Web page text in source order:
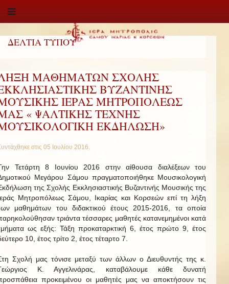
ΔΕΛΤΙΑ ΤΥΠΟΥ
ΜΑΘΗΜΑΤΩΝ ΣΧΟΛΗΣ
ΒΥΖΑΝΤΙΝΗΣ
ΙΕΡΑΣ ΜΗΤΡΟΠΟΛΕΩΣ
« ΨΑΛΤΙΚΗΣ ΤΕΧΝΗΣ
ΕΚΔΗΛΩΣΗ»
στις 05 Ιουλίου 2016.
Τετάρτη 8 Ιουνίου 2016 στην αίθουσα διαλέξεων του
Μεγάρου Σάμου πραγματοποιήθηκε Μουσικολογική
της Σχολής Εκκλησιαστικής Βυζαντινής Μουσικής της
Μητροπόλεως Σάμου, Ικαρίας και Κορσεών επί τη λήξη
μαθημάτων του διδακτικού έτους 2015-2016, τα οποία
τριάντα τέσσαρες μαθητές κατανεμημένοι κατά
ως εξής: Τάξη προκαταρκτική 6, έτος πρώτο 9, έτος
10, έτος τρίτο 2, έτος τέταρτο 7.
Σχολή μας τόνισε μεταξύ των άλλων ο Διευθυντής της κ.
Κ. Αγγελινάρας, καταβάλουμε κάθε δυνατή
προκειμένου οι μαθητές μας να αποκτήσουν τις